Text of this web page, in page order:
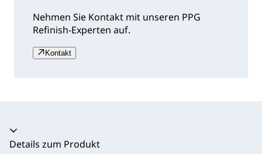
Nehmen Sie Kontakt mit unseren PPG
Refinish-Experten auf.
Kontakt
Akkordeon zusammengeklappt
Details zum Produkt